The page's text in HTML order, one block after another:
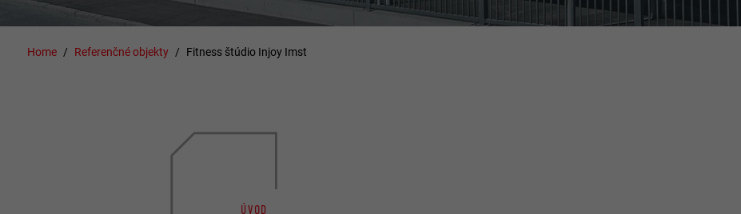
Home Referenčné objekty Fitness štúdio Injoy Imst
ÚVOD